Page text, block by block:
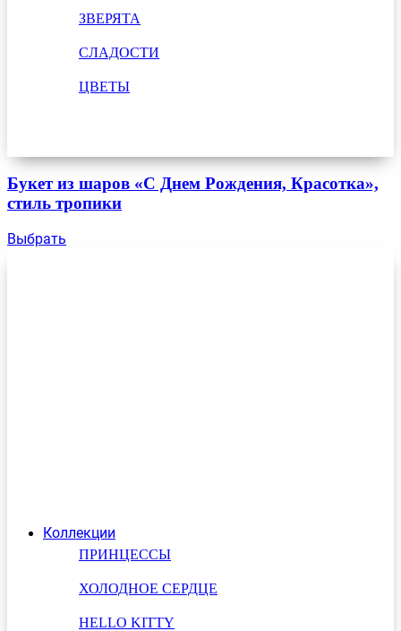
ЗВЕРЯТА
СЛАДОСТИ
ЦВЕТЫ
Коллекции
ПРИНЦЕССЫ
ХОЛОДНОЕ СЕРДЦЕ
HELLO KITTY
Букет из шаров «С Днем Рождения, Красотка»,
стиль тропики
Выбрать